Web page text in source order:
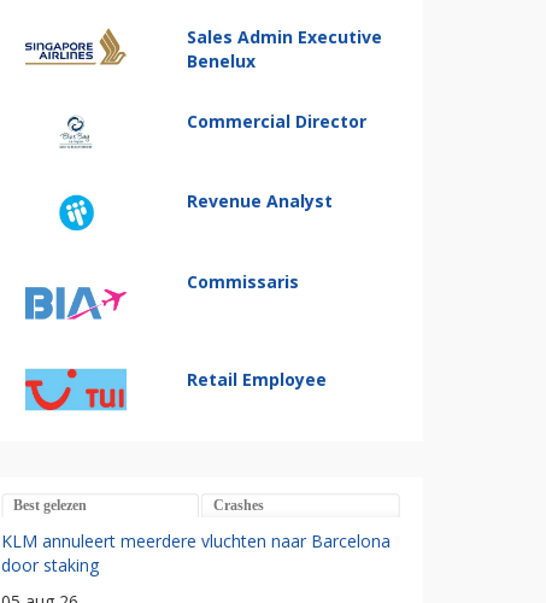
Sales Admin Executive
Benelux
Commercial Director
Revenue Analyst
Commissaris
Retail Employee
Best gelezen Crashes
KLM annuleert meerdere vluchten naar Barcelona
door staking